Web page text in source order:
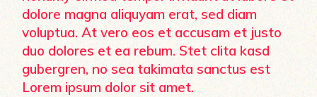
dolore magna aliquyam erat, sed diam
voluptua. At vero eos et accusam et justo
duo dolores et ea rebum. Stet clita kasd
gubergren, no sea takimata sanctus est
Lorem ipsum dolor sit amet.